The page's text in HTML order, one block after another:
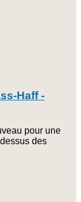
Haff -
pour une
des